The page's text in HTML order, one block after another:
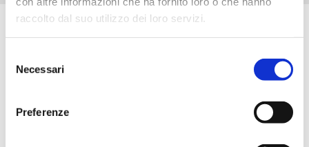
raccolto dal suo utilizzo dei loro servizi.
delNecessari
Preferenze
Scopri tutti i prodotti correlati